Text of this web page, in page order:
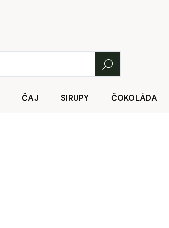
Hľadať
ČAJ SIRUPY ČOKOLÁDA